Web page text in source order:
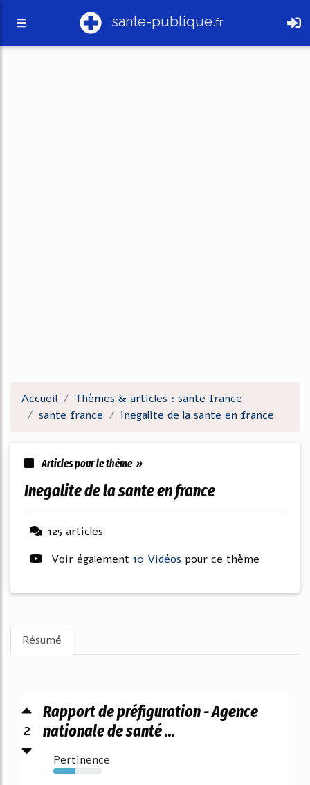
sante-publique.fr
Accueil
Thèmes & articles : sante france
sante france
inegalite de la sante en france
Articles pour le thème »
inegalite de la sante en france
125 articles
Voir également 10 Vidéos pour ce thème
Résumé
2
Rapport de préfiguration - Agence
nationale de santé ...
Pertinence
45%